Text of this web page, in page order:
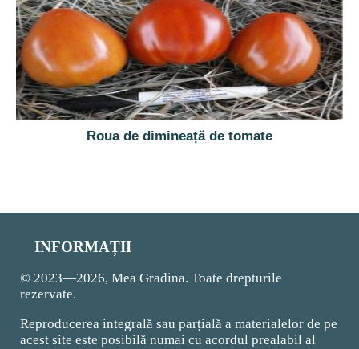
Roua de dimineață de tomate
INFORMAȚII
© 2023—2026, Mea Gradina. Toate drepturile
rezervate.
Reproducerea integrală sau parțială a materialelor de pe
acest site este posibilă numai cu acordul prealabil al